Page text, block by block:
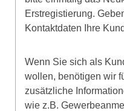
Erstregistierung.
Kontaktdaten Ihre
Wenn Sie sich als
wollen, benötigen wir
zusätzliche
wie z.B.